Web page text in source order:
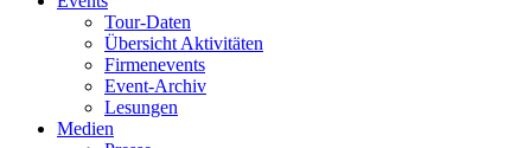
Tour-Daten
Übersicht Aktivitäten
Firmenevents
Event-Archiv
Lesungen
Medien